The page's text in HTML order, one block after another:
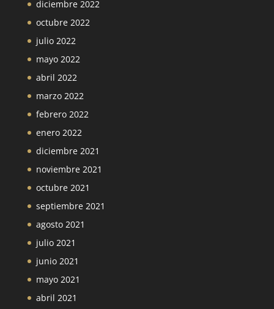
diciembre 2022
octubre 2022
julio 2022
mayo 2022
abril 2022
marzo 2022
febrero 2022
enero 2022
diciembre 2021
noviembre 2021
octubre 2021
septiembre 2021
agosto 2021
julio 2021
junio 2021
mayo 2021
abril 2021